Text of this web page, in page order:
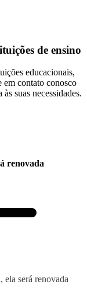
de ensino
educacionais,
em contato conosco
suas necessidades.
renovada
ela será renovada